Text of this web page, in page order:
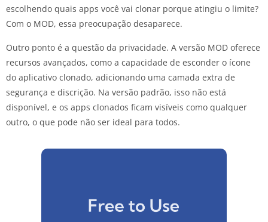
escolhendo quais apps você vai clonar porque atingiu o limite?
Com o MOD, essa preocupação desaparece.
Outro ponto é a questão da privacidade. A versão MOD oferece
recursos avançados, como a capacidade de esconder o ícone
do aplicativo clonado, adicionando uma camada extra de
segurança e discrição. Na versão padrão, isso não está
disponível, e os apps clonados ficam visíveis como qualquer
outro, o que pode não ser ideal para todos.